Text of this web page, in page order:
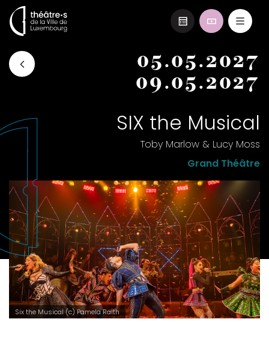
Aller
au
contenu
05.05.2027
09.05.2027
SIX the Musical
Toby Marlow & Lucy Moss
Grand Théâtre
Six the Musical (c) Pamela Raith